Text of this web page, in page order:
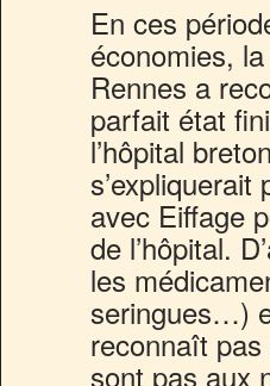
En ces
économies,
Rennes a
parfait état
l’hôpital
avec Eiffage
de l’hôpital.
les
seringues…)
reconnaît
sont pas aux